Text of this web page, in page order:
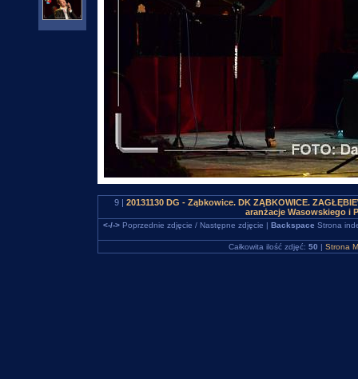
9 | 20131130 DG - Ząbkowice. DK ZĄBKOWICE.
aranżacje Wasowskiego i
<-/->Poprzednie zdjęcie / Następne zdjęcie | Backspace Strona
Całkowita ilość zdjęć: 50 | Strona